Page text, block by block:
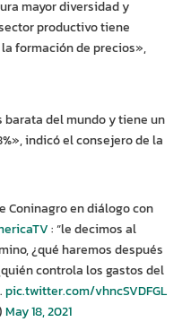
mayor diversidad y
productivo tiene
formación de precios»,
barata del mundo y tiene un
indicó el consejero de la
Coninagro en diálogo con
: “le decimos al
¿qué haremos después
controla los gastos del
pic.twitter.com/vhncSVDFGL
May 18, 2021